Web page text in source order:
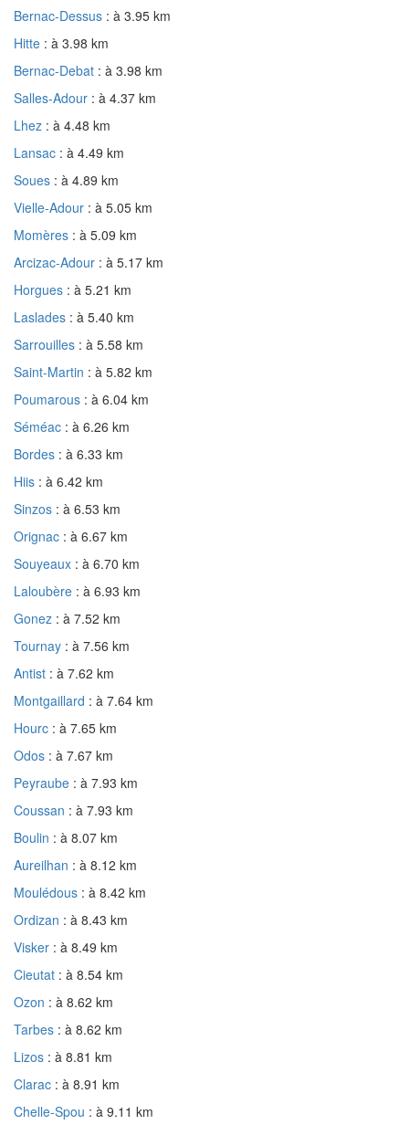
Bernac-Dessus : à 3.95 km
Hitte : à 3.98 km
Bernac-Debat : à 3.98 km
Salles-Adour : à 4.37 km
Lhez : à 4.48 km
Lansac : à 4.49 km
Soues : à 4.89 km
Vielle-Adour : à 5.05 km
Momères : à 5.09 km
Arcizac-Adour : à 5.17 km
Horgues : à 5.21 km
Laslades : à 5.40 km
Sarrouilles : à 5.58 km
Saint-Martin : à 5.82 km
Poumarous : à 6.04 km
Séméac : à 6.26 km
Bordes : à 6.33 km
Hiis : à 6.42 km
Sinzos : à 6.53 km
Orignac : à 6.67 km
Souyeaux : à 6.70 km
Laloubère : à 6.93 km
Gonez : à 7.52 km
Tournay : à 7.56 km
Antist : à 7.62 km
Montgaillard : à 7.64 km
Hourc : à 7.65 km
Odos : à 7.67 km
Peyraube : à 7.93 km
Coussan : à 7.93 km
Boulin : à 8.07 km
Aureilhan : à 8.12 km
Moulédous : à 8.42 km
Ordizan : à 8.43 km
Visker : à 8.49 km
Cieutat : à 8.54 km
Ozon : à 8.62 km
Tarbes : à 8.62 km
Lizos : à 8.81 km
Clarac : à 8.91 km
Chelle-Spou : à 9.11 km